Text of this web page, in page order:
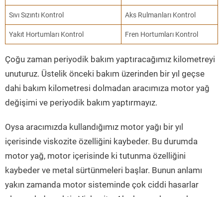
Sıvı Sızıntı Kontrol Aks Rulmanları Kontrol
Yakıt Hortumları Kontrol Fren Hortumları Kontrol
Çoğu zaman periyodik bakım yaptıracağımız kilometreyi
unuturuz. Üstelik önceki bakım üzerinden bir yıl geçse
dahi bakım kilometresi dolmadan aracımıza motor yağ
değişimi ve periyodik bakım yaptırmayız.
Oysa aracımızda kullandığımız motor yağı bir yıl
içerisinde viskozite özelliğini kaybeder. Bu durumda
motor yağ, motor içerisinde ki tutunma özelliğini
kaybeder ve metal sürtünmeleri başlar. Bunun anlamı
yakın zamanda motor sisteminde çok ciddi hasarlar